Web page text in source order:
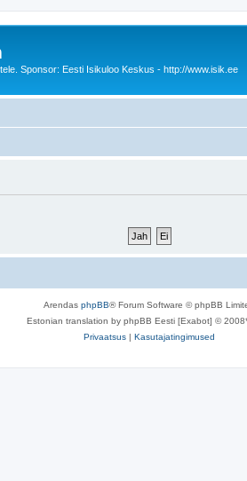
Sponsor: Eesti Isikuloo Keskus - http://www.isik.ee
Arendas phpBB® Forum Software © phpBB
Estonian translation by phpBB Eesti [Exabot] ©
Privaatsus | Kasutajatingimused